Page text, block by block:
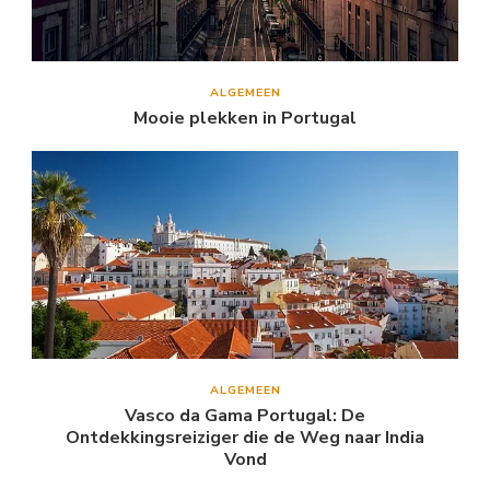
ALGEMEEN
Mooie plekken in Portugal
ALGEMEEN
Vasco da Gama Portugal: De
Ontdekkingsreiziger die de Weg naar India
Vond